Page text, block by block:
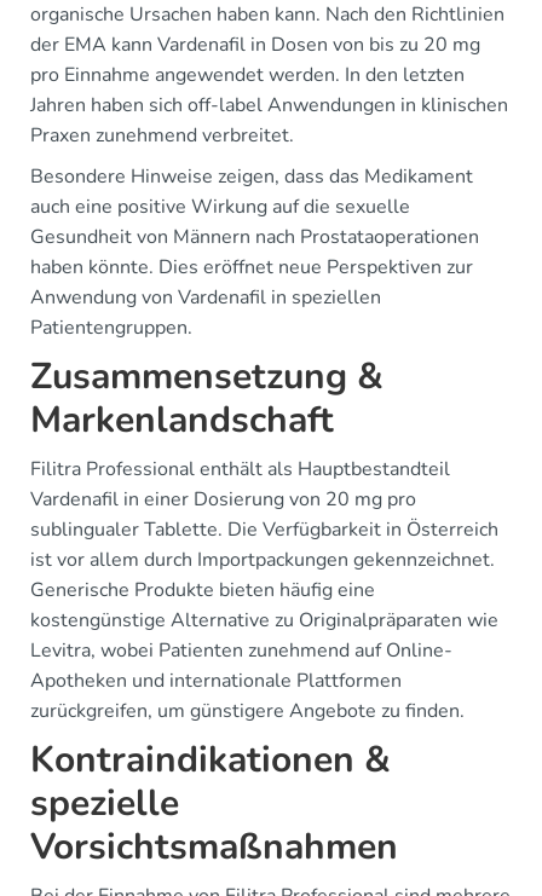
organische Ursachen haben kann. Nach den Richtlinien
der EMA kann Vardenafil in Dosen von bis zu 20 mg
pro Einnahme angewendet werden. In den letzten
Jahren haben sich off-label Anwendungen in klinischen
Praxen zunehmend verbreitet.
Besondere Hinweise zeigen, dass das Medikament
auch eine positive Wirkung auf die sexuelle
Gesundheit von Männern nach Prostataoperationen
haben könnte. Dies eröffnet neue Perspektiven zur
Anwendung von Vardenafil in speziellen
Patientengruppen.
Zusammensetzung &
Markenlandschaft
Filitra Professional enthält als Hauptbestandteil
Vardenafil in einer Dosierung von 20 mg pro
sublingualer Tablette. Die Verfügbarkeit in Österreich
ist vor allem durch Importpackungen gekennzeichnet.
Generische Produkte bieten häufig eine
kostengünstige Alternative zu Originalpräparaten wie
Levitra, wobei Patienten zunehmend auf Online-
Apotheken und internationale Plattformen
zurückgreifen, um günstigere Angebote zu finden.
Kontraindikationen &
spezielle
Vorsichtsmaßnahmen